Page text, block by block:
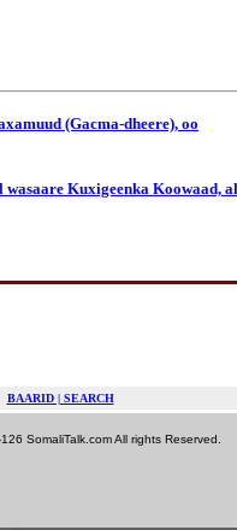
(Gacma-dheere), oo
Kuxigeenka Koowaad,
BAARID | SEARCH
SomaliTalk.com All rights Reserved.